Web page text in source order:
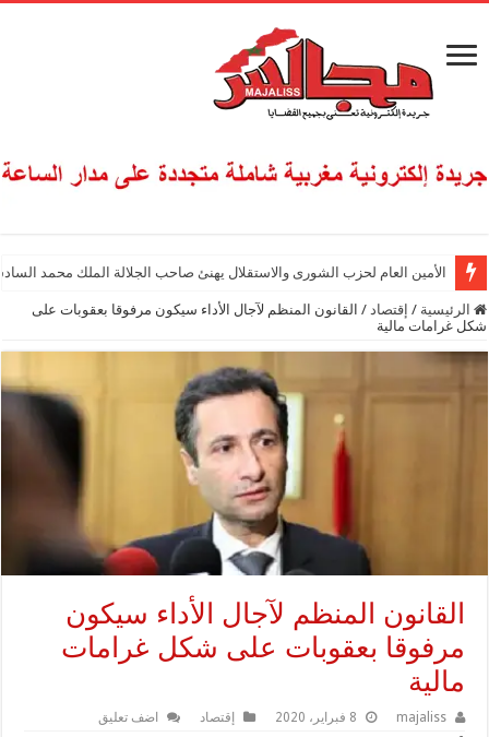
الأمين العام لحزب الشورى والاستقلال يهنئ صاحب الجلالة الملك محمد
الرئيسية / إقتصاد / القانون المنظم لآجال الأداء سيكون مرفوقا بعقوبات على
شكل غرامات مالية
القانون المنظم لآجال الأداء سيكون
مرفوقا بعقوبات على شكل غرامات
مالية
majaliss 8 فبراير، 2020 إقتصاد اضف تعليق